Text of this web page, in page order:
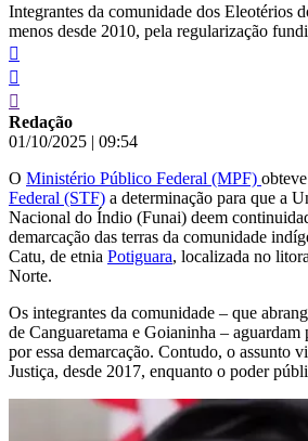
Integrantes da comunidade dos Eleotérios
menos desde 2010, pela regularização
Redação
01/10/2025 | 09:54
O Ministério Público Federal (MPF)
Federal (STF) a determinação para que a
Nacional do Índio (Funai) deem
demarcação das terras da comunidade
Catu, de etnia Potiguara, localizada no
Norte.
Os integrantes da comunidade – que
de Canguaretama e Goianinha – aguardam
por essa demarcação. Contudo, o assunto
Justiça, desde 2017, enquanto o poder